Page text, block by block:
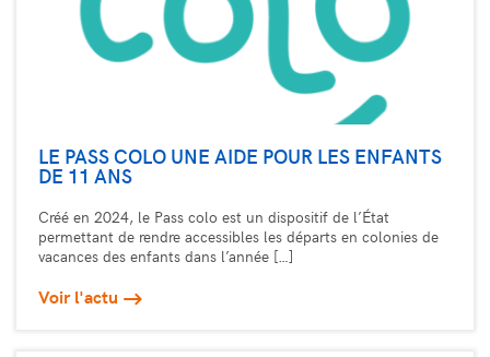
LE PASS COLO UNE AIDE POUR LES ENFANTS
DE 11 ANS
Créé en 2024, le Pass colo est un dispositif de l’État
permettant de rendre accessibles les départs en colonies de
vacances des enfants dans l’année […]
Voir l'actu